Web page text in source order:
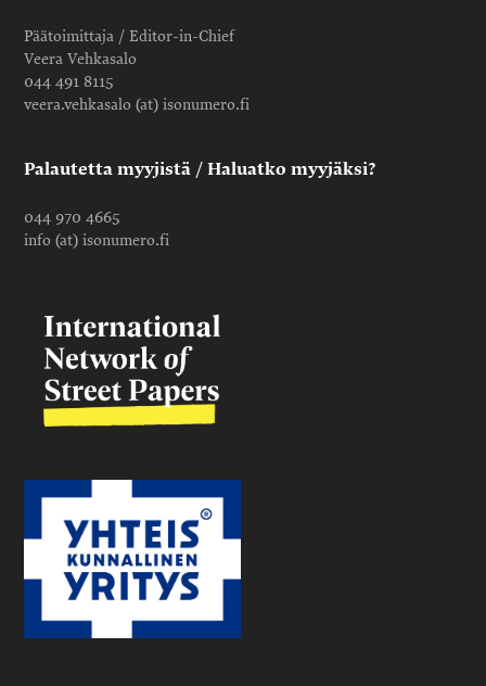
Päätoimittaja / Editor-in-Chief
Veera Vehkasalo
044 491 8115
veera.vehkasalo (at) isonumero.fi
Palautetta myyjistä / Haluatko myyjäksi?
044 970 4665
info (at) isonumero.fi